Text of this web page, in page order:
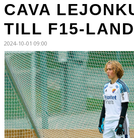
CAVA
TILL F15-
2024-10-01 09:00